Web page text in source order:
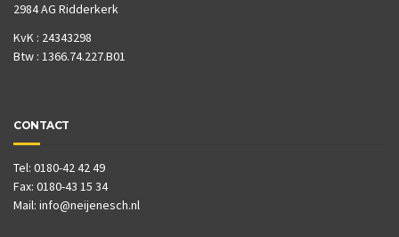
2984 AG Ridderkerk
KvK : 24343298
Btw : 1366.74.227.B01
CONTACT
Tel: 0180-42 42 49
Fax: 0180-43 15 34
Mail: info@neijenesch.nl